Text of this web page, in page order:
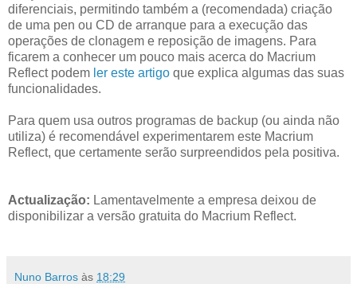
diferenciais, permitindo também a (recomendada) criação
de uma pen ou CD de arranque para a execução das
operações de clonagem e reposição de imagens. Para
ficarem a conhecer um pouco mais acerca do Macrium
Reflect podem ler este artigo que explica algumas das suas
funcionalidades.
Para quem usa outros programas de backup (ou ainda não
utiliza) é recomendável experimentarem este Macrium
Reflect, que certamente serão surpreendidos pela positiva.
Actualização: Lamentavelmente a empresa deixou de
disponibilizar a versão gratuita do Macrium Reflect.
Nuno Barros às 18:29